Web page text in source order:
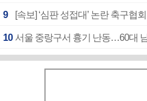
9
10 서울 중랑구서 흉기 난동…60대